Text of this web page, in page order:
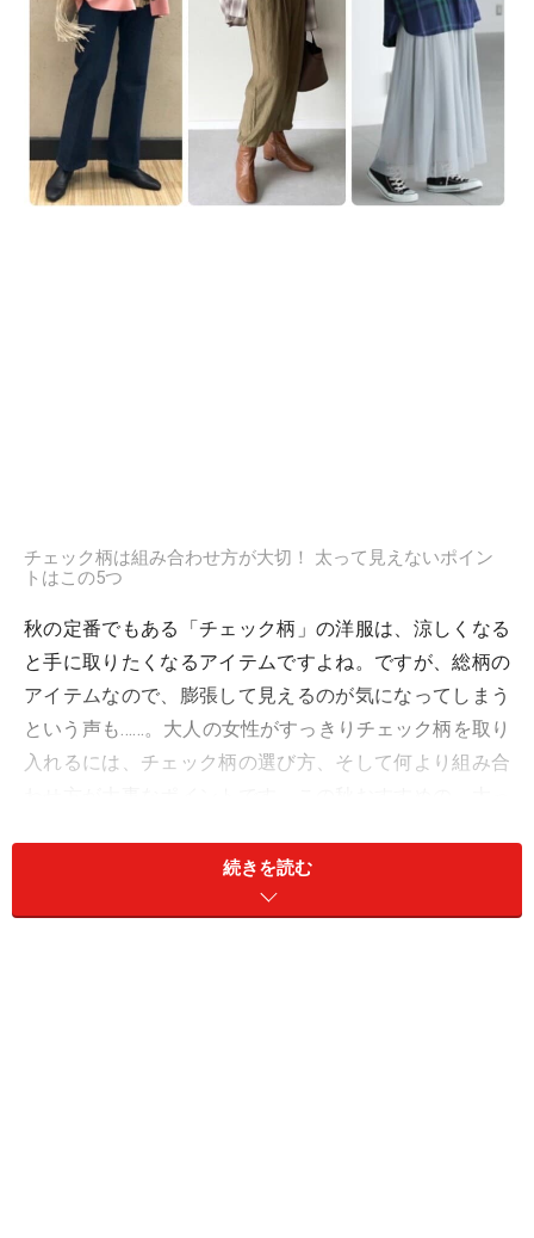
チェック柄は組み合わせ方が大切！ 太って見えないポイン
トはこの5つ
秋の定番でもある「チェック柄」の洋服は、涼しくなる
と手に取りたくなるアイテムですよね。ですが、総柄の
アイテムなので、膨張して見えるのが気になってしまう
という声も……。大人の女性がすっきりチェック柄を取り
入れるには、チェック柄の選び方、そして何より組み合
ぜひチェックしてみてくださいね。
続きを読む